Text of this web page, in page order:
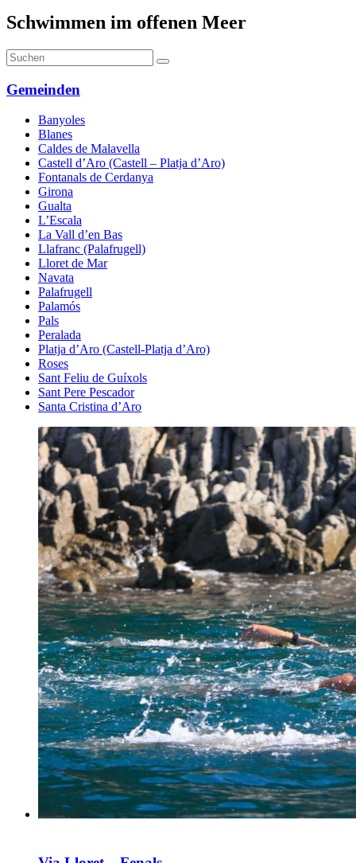
Schwimmen im offenen Meer
Gemeinden
Banyoles
Blanes
Caldes de Malavella
Castell d’Aro (Castell – Platja d’Aro)
Fontanals de Cerdanya
Girona
Gualta
L’Escala
La Vall d’en Bas
Llafranc (Palafrugell)
Lloret de Mar
Navata
Palafrugell
Palamós
Pals
Peralada
Platja d’Aro (Castell-Platja d’Aro)
Roses
Sant Feliu de Guíxols
Sant Pere Pescador
Santa Cristina d’Aro